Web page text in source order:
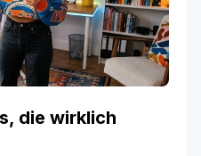
die wirklich